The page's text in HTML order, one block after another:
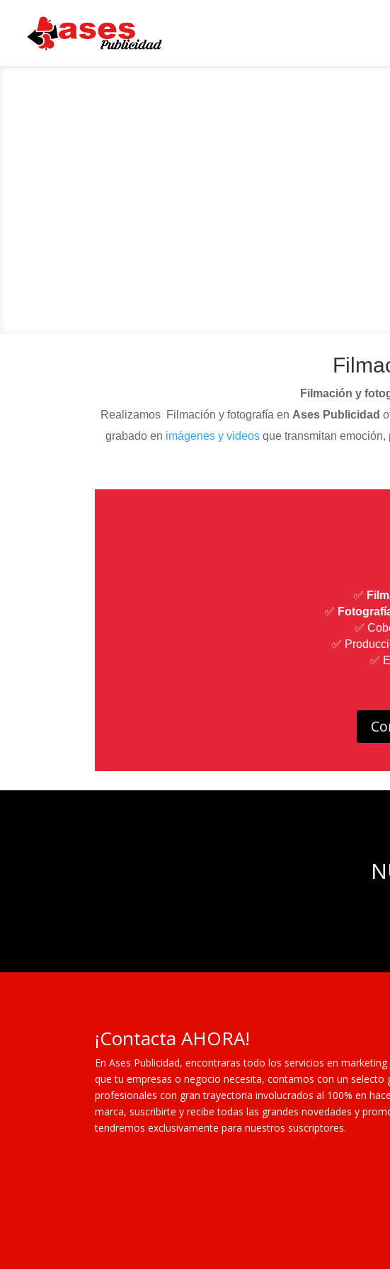
Filmación y
Realizamos Filmación y fotografía en Ases Publicidad
grabado en imágenes y videosque transmitan emoción,
✅
✅
✅
✅
✅
¡Contacta AHORA!
En Ases Publicidad, encontraras todo los servicios en
que tu empresas o negocio necesita, contamos con un selecto
profesionales con gran trayectoria involucrados al 100% en
marca, suscribirte y recibe todas las grandes novedades y
tendremos exclusivamente para nuestros suscriptores.